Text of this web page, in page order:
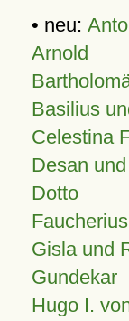
• neu:
Arnold
Basilius
Celestina
Desan
Dotto
Faucherius
Gisla und
Gundekar
Hugo I.